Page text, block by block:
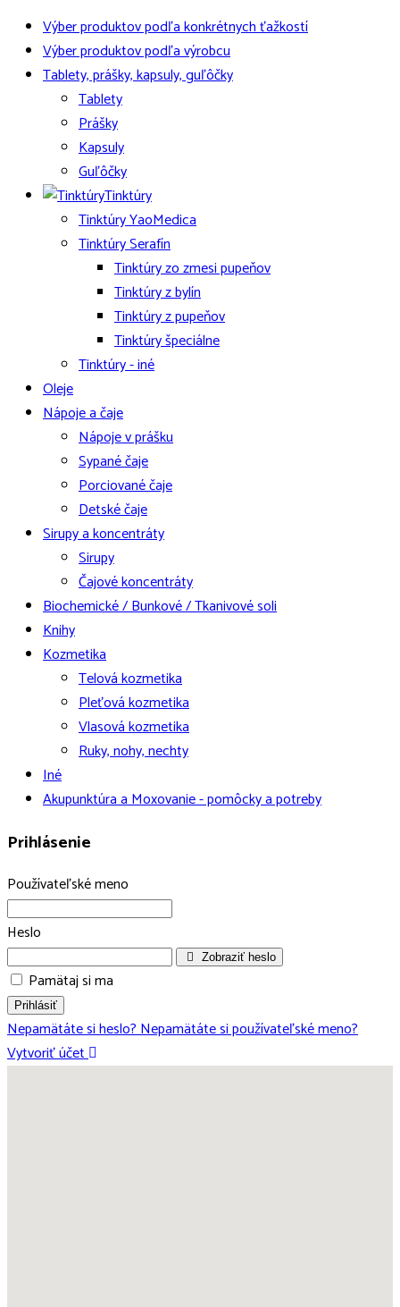
Výber produktov podľa konkrétnych ťažkostí
Výber produktov podľa výrobcu
Tablety, prášky, kapsuly, guľôčky
Tablety
Prášky
Kapsuly
Guľôčky
Tinktúry
Tinktúry YaoMedica
Tinktúry Serafín
Tinktúry zo zmesi pupeňov
Tinktúry z bylín
Tinktúry z pupeňov
Tinktúry špeciálne
Tinktúry - iné
Oleje
Nápoje a čaje
Nápoje v prášku
Sypané čaje
Porciované čaje
Detské čaje
Sirupy a koncentráty
Sirupy
Čajové koncentráty
Biochemické / Bunkové / Tkanivové soli
Knihy
Kozmetika
Telová kozmetika
Pleťová kozmetika
Vlasová kozmetika
Ruky, nohy, nechty
Iné
Akupunktúra a Moxovanie - pomôcky a potreby
Prihlásenie
Používateľské meno
Heslo
Zobraziť heslo
Pamätaj si ma
Prihlásiť
Nepamätáte si heslo?Nepamätáte si používateľské meno?
Vytvoriť účet